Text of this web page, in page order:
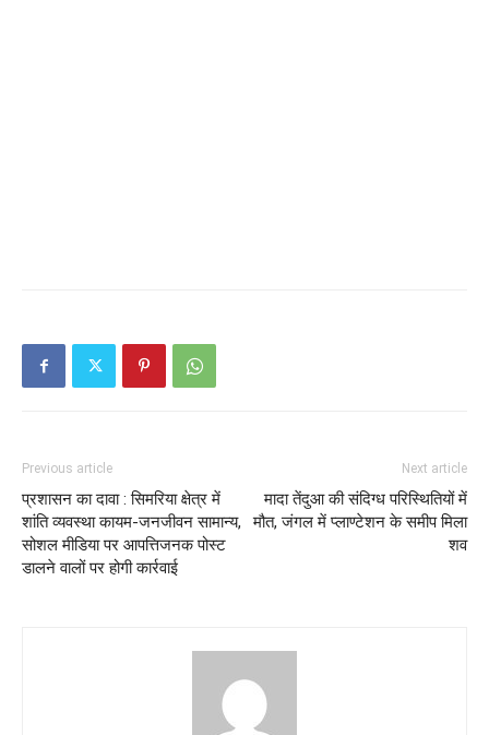
Previous article
प्रशासन का दावा : सिमरिया क्षेत्र में
शांति व्यवस्था कायम-जनजीवन सामान्य,
सोशल मीडिया पर आपत्तिजनक पोस्ट
डालने वालों पर होगी कार्रवाई
Next article
मादा तेंदुआ की संदिग्ध परिस्थितियों में
मौत, जंगल में प्लाण्टेशन के समीप मिला
शव